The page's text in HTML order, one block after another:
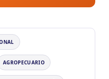
AGROPECUARIO